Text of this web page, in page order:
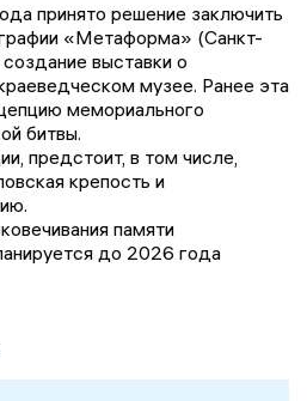
принято решение заключить
«Метаформа» (Санкт-
выставки о
музее. Ранее эта
мемориального
битвы.
предстоит, в том числе,
крепость и
памяти
до 2026 года